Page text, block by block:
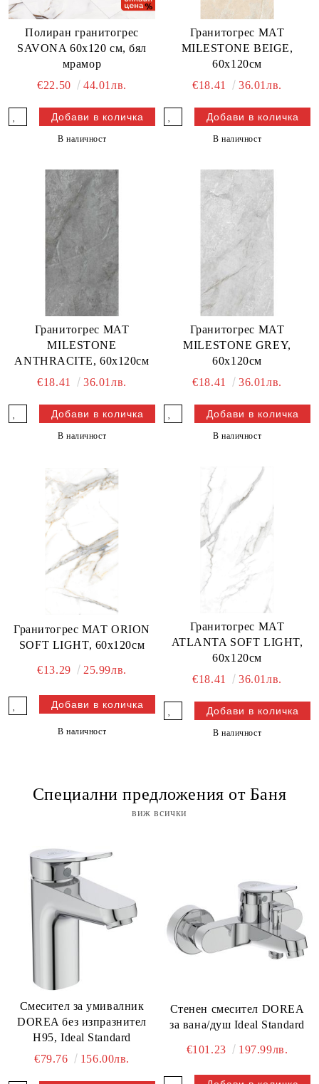
Полиран гранитогрес
SAVONA 60x120 см, бял
мрамор
€22.50
44.01лв.
В наличност
Гранитогрес МАТ
MILESTONE BEIGE,
60х120см
€18.41
36.01лв.
В наличност
Гранитогрес МАТ
MILESTONE
ANTHRACITE, 60х120см
€18.41
36.01лв.
В наличност
Гранитогрес МАТ
MILESTONE GREY,
60х120см
€18.41
36.01лв.
В наличност
Гранитогрес МАТ ORION
SOFT LIGHT, 60х120см
€13.29 25.99лв.
В наличност
Гранитогрес МАТ
ATLANTA SOFT LIGHT,
60х120см
€18.41
36.01лв.
В наличност
Специални предложения от Баня
виж всички
Смесител за умивалник
DOREA без изпразнител
H95, Ideal Standard
€79.76
156.00лв.
Стенен смесител DOREA
за вана/душ Ideal Standard
€101.23 197.99лв.